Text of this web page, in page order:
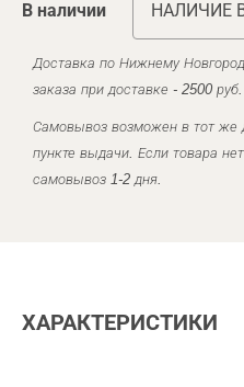
В наличии НАЛИЧИЕ
Доставка по Нижнему
заказа при доставке - 2500 руб.
Самовывоз возможен в тот же
пункте выдачи. Если товара
самовывоз 1-2 дня.
ХАРАКТЕРИСТИКИ